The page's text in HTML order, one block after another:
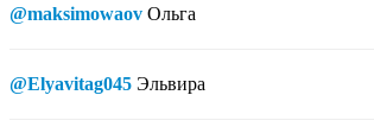
@maksimowaov Ольга
@Elyavitag045 Эльвира